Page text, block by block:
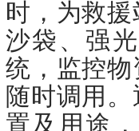
时，为救
沙袋、强
统，监控
随时调用
置及用途